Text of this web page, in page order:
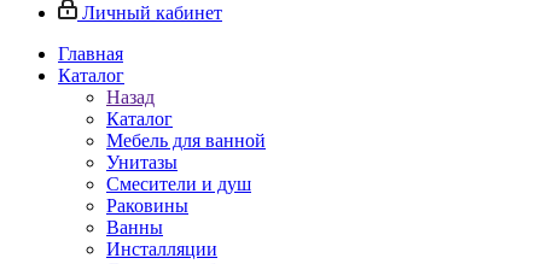
Личный кабинет
Главная
Каталог
Назад
Каталог
Мебель для ванной
Унитазы
Смесители и душ
Раковины
Ванны
Инсталляции